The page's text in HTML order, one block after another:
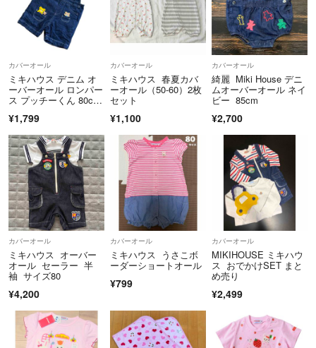
※値引きは可能なお品もありますが、常識外れな値引き交渉はスルーさ
せていただきます。
※衣類に関しては、圧縮して発送させていただく場合があります。
※梱包材やダンボールはリサイクル資材を使用する場合があります。
※ 複数のフリマアプリに出品しており、そちらで購入された場合は予告
なく出品停止しますので、予めご了承ください。
喫煙者、ペットおりません☆
■〜購入に関して〜■
事前のご連絡なく設定した期日内に発送いただけない場合は、お取引キ
ャンセルさせていただく場合があります。
できる限りスムーズに、気持ちの良いお取り引きができればと思ってお
カバーオール
ミキハウス デニム オ
ーバーオール ロンパー
ス プッチーくん 80c
¥1,799
カバーオール
ミキハウス 春夏カバ
ーオール（50-60）2枚
セット
¥1,100
カバーオール
綺麗 Miki House デニ
ムオーバーオール ネイ
ビー 85cm
¥2,700
カバーオール
ミキハウス オーバー
オール セーラー 半
袖 サイズ80
¥4,200
カバーオール
ミキハウス うさこボ
ーダーショートオール
¥799
カバーオール
MIKIHOUSE ミキハウ
ス おでかけSET まと
め売り
¥2,499